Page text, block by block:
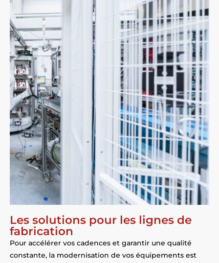
Les solutions pour les lignes de
fabrication
Pour accélérer vos cadences et garantir une qualité
constante, la modernisation de vos équipements est